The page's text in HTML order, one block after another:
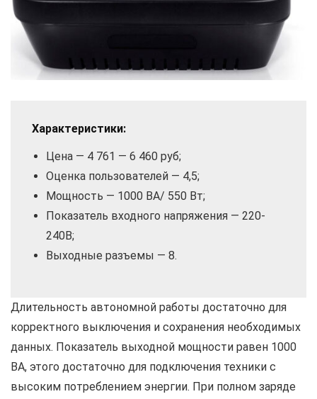
Характеристики:
Цена — 4 761 — 6 460 руб;
Оценка пользователей — 4,5;
Мощность — 1000 ВА/ 550 Вт;
Показатель входного напряжения — 220-
240В;
Выходные разъемы — 8.
Длительность автономной работы достаточно для
корректного выключения и сохранения необходимых
данных. Показатель выходной мощности равен 1000
ВА, этого достаточно для подключения техники с
высоким потреблением энергии. При полном заряде